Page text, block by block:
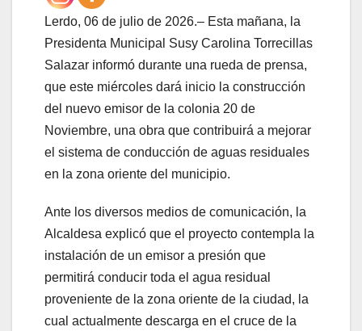
Lerdo, 06 de julio de 2026.– Esta mañana, la
Presidenta Municipal Susy Carolina Torrecillas
Salazar informó durante una rueda de prensa,
que este miércoles dará inicio la construcción
del nuevo emisor de la colonia 20 de
Noviembre, una obra que contribuirá a mejorar
el sistema de conducción de aguas residuales
en la zona oriente del municipio.
Ante los diversos medios de comunicación, la
Alcaldesa explicó que el proyecto contempla la
instalación de un emisor a presión que
permitirá conducir toda el agua residual
proveniente de la zona oriente de la ciudad, la
cual actualmente descarga en el cruce de la